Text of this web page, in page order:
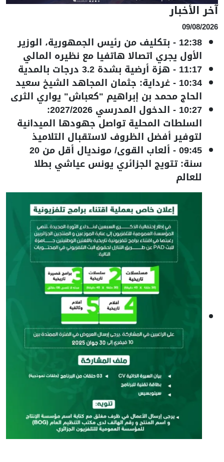
آخر الأخبار
09/08/2026
12:38
- بتكليف من رئيس الجمهورية، الوزير
الأول يجري اتصالا هاتفيا مع نظيره المالي
11:17
- هزة أرضية بشدة 3.2 درجات بالمدية
10:34
-غرداية: جثمان المجاهد الشيخ سعيد
الحاج محمد بن إبراهيم "كعباش" يواري الثرى
10:27
- الدخول المدرسي 2027/2026:
السلطات المحلية تواصل جهودها الميدانية
لتوفير أفضل الظروف لاستقبال التلاميذ
09:45
- ألعاب القوى/ مونديال أقل من 20
سنة: تتويج الجزائري يونس عياشي بطلا
للعالم